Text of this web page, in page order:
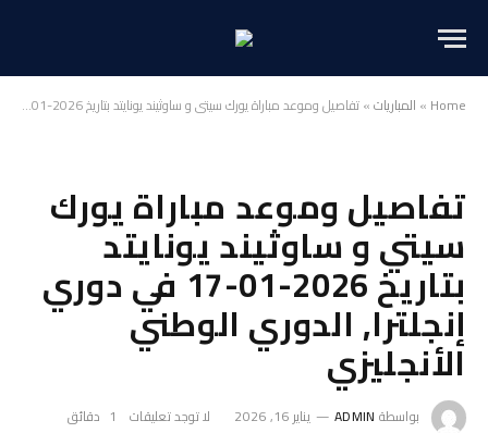
Home
» المباريات»تفاصيل وموعد مباراة يورك سيتي و ساوثيند يونايتد بتاريخ 2026-01-17 في دوري إنجلترا, الدوري الوطني الأنجليزي
تفاصيل وموعد مباراة يورك
سيتي و ساوثيند يونايتد
بتاريخ 2026-01-17 في دوري
إنجلترا, الدوري الوطني
الأنجليزي
بواسطة ADMIN يناير 16, 2026 لا توجد تعليقات 1 دقائق